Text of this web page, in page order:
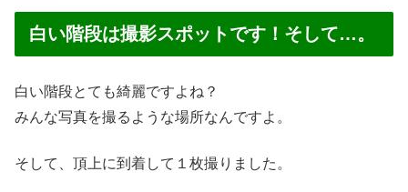
白い階段は撮影スポットです！そして…。
白い階段とても綺麗ですよね？
みんな写真を撮るような場所なんですよ。
そして、頂上に到着して１枚撮りました。